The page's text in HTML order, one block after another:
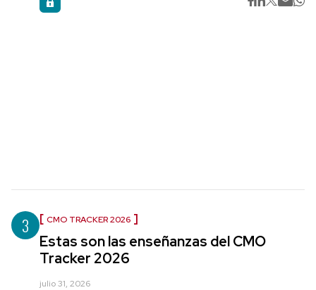
3 CMO TRACKER 2026
Estas son las enseñanzas del CMO
Tracker 2026
julio 31, 2026